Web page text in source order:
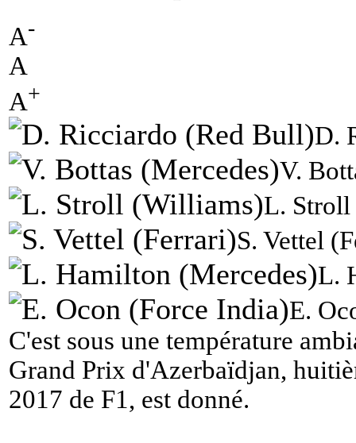
A-
A
A+
D.
V.
L.
S. Vettel
L.
E.
C'est sous une température
Grand Prix d'Azerbaïdjan,
2017 de F1, est donné.